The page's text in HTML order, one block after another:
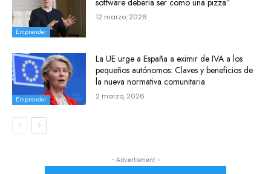
Emprender
software debería ser como una pizza”.
12 marzo, 2026
Emprender
La UE urge a España a eximir de IVA a los
pequeños autónomos: Claves y beneficios de
la nueva normativa comunitaria
2 marzo, 2026
- Advertisment -